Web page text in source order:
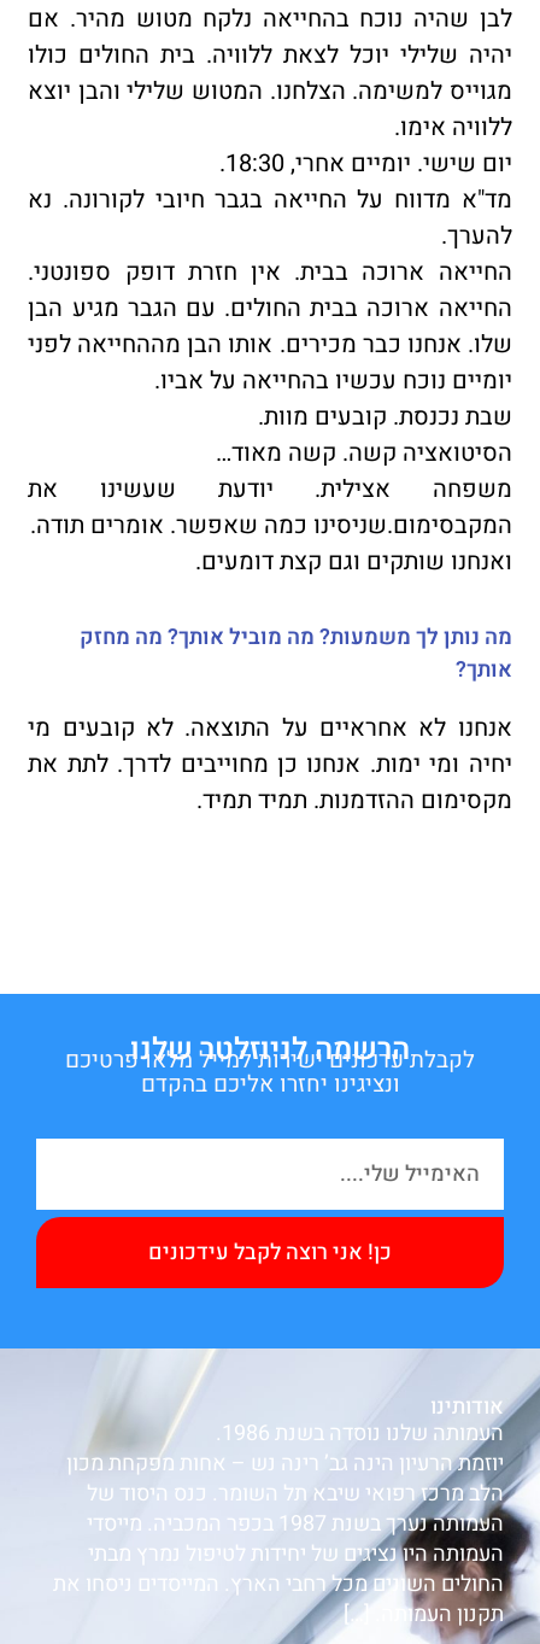
לבן שהיה נוכח בהחייאה נלקח מטוש מהיר. אם
יהיה שלילי יוכל לצאת ללוויה. בית החולים כולו
מגוייס למשימה. הצלחנו. המטוש שלילי והבן יוצא
ללוויה אימו.
יום שישי. יומיים אחרי, 18:30.
מד"א מדווח על החייאה בגבר חיובי לקורונה. נא
להערך.
החייאה ארוכה בבית. אין חזרת דופק ספונטני.
החייאה ארוכה בבית החולים. עם הגבר מגיע הבן
שלו. אנחנו כבר מכירים. אותו הבן מההחייאה לפני
יומיים נוכח עכשיו בהחייאה על אביו.
שבת נכנסת. קובעים מוות.
הסיטואציה קשה. קשה מאוד…
משפחה אצילית. יודעת שעשינו את
המקבסימום.שניסינו כמה שאפשר. אומרים תודה.
ואנחנו שותקים וגם קצת דומעים.
מה נותן לך משמעות? מה מוביל אותך? מה מחזק
אותך?
אנחנו לא אחראיים על התוצאה. לא קובעים מי
יחיה ומי ימות. אנחנו כן מחוייבים לדרך. לתת את
מקסימום ההזדמנות. תמיד תמיד.
הרשמה לניוזלטר שלנו
לקבלת עדכונים ישירות למייל מלאו פרטיכם
ונציגינו יחזרו אליכם בהקדם
כן! אני רוצה לקבל עידכונים
אודותינו
העמותה שלנו נוסדה בשנת 1986.
יוזמת הרעיון הינה גב’ רינה נש – אחות מפקחת מכון
הלב מרכז רפואי שיבא תל השומר. כנס היסוד של
העמותה נערך בשנת 1987 בכפר המכביה. מייסדי
העמותה היו נציגים של יחידות לטיפול נמרץ מבתי
החולים השונים מכל רחבי הארץ. המייסדים ניסחו את
תקנון העמותה. […]